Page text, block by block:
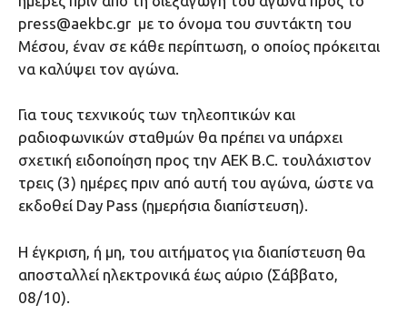
press@aekbc.gr με το όνομα του συντάκτη του
Μέσου, έναν σε κάθε περίπτωση, ο οποίος πρόκειται
να καλύψει τον αγώνα.
Για τους τεχνικούς των τηλεοπτικών και
ραδιοφωνικών σταθμών θα πρέπει να υπάρχει
σχετική ειδοποίηση προς την ΑΕΚ B.C. τουλάχιστον
τρεις (3) ημέρες πριν από αυτή του αγώνα, ώστε να
εκδοθεί Day Pass (ημερήσια διαπίστευση).
Η έγκριση, ή μη, του αιτήματος για διαπίστευση θα
αποσταλλεί ηλεκτρονικά έως αύριο (Σάββατο,
08/10).